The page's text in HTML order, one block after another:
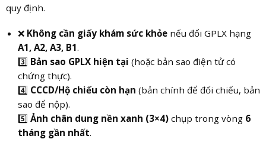
quy định.
❌ Không cần giấy khám sức khỏenếu đổi GPLX hạng
A1, A2, A3, B1.
3️⃣ Bản sao GPLX hiện tại (hoặc bản sao điện tử có
chứng thực).
4️⃣ CCCD/Hộ chiếu còn hạn (bản chính để đối chiếu, bản
sao để nộp).
5️⃣ Ảnh chân dung nền xanh (3×4)chụp trong vòng 6
tháng gần nhất.